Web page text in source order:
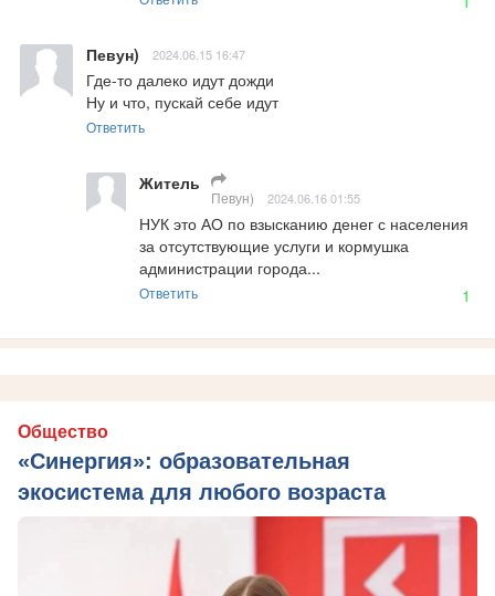
Певун) 2024.06.15 16:47
Где-то далеко идут дожди
Ну и что, пускай себе идут
Ответить
Житель
Певун) 2024.06.16 01:55
НУК это АО по взысканию денег с населения
за отсутствующие услуги и кормушка
администрации города...
Ответить 1
Общество
«Синергия»: образовательная
экосистема для любого возраста